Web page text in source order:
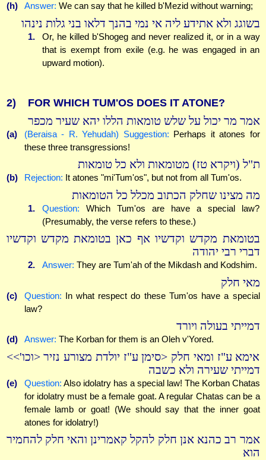
(h) Answer: We can say that he killed b'Mezid without warning;
בשוגג ולא אתידע ליה אי נמי בהנך דלאו בני גלות נינהו
1.
Or, he killed b'Shogeg and never realized it, or in a way
that is exempt from exile (e.g. he was engaged in an
upward motion).
2) FOR WHICH TUM'OS DOES IT ATONE?
אמר מר יכול על שלש טומאות הללו יהא שעיר מכפר
(a) (Beraisa - R. Yehudah) Suggestion: Perhaps it atones for
these three transgressions!
ת"ל (ויקרא טז) מטומאות ולא כל טומאות
(b) Rejection: It atones "mi'Tum'os", but not from all Tum'os.
מה מצינו שחלק הכתוב מכלל כל הטומאות
1. Question: Which Tum'os are have a special law?
(Presumably, the verse refers to these.)
בטומאת מקדש וקדשיו אף כאן בטומאת מקדש וקדשיו
דברי רבי יהודה
2. Answer: They are Tum'ah of the Mikdash and Kodshim.
מאי חלק
(c) Question: In what respect do these Tum'os have a special
law?
דמייתי בעולה ויורד
(d) Answer: The Korban for them is an Oleh v'Yored.
אימא ע"ז ומאי חלק <סימן ע"ז יולדת מצורע נזיר <וכו'>>
דמייתי שעירה ולא כשבה
(e) Question: Also idolatry has a special law! The Korban Chatas
for idolatry must be a female goat. A regular Chatas can be a
female lamb or goat! (We should say that the inner goat
atones for idolatry!)
אמר רב כהנא אנן חלק להקל קאמרינן והאי חלק להחמיר
הוא